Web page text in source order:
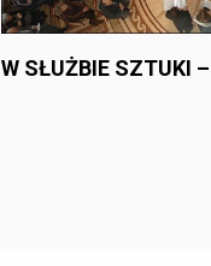
W SŁUŻBIE SZTUKI